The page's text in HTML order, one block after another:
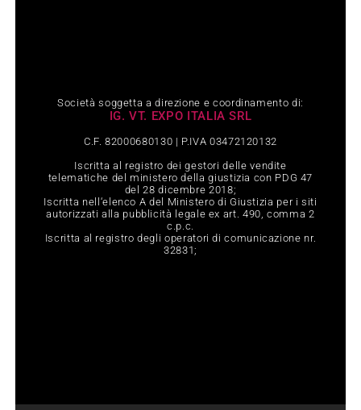
Società soggetta a direzione e coordinamento di:
IG. VT. EXPO ITALIA SRL
C.F. 82000680130 | P.IVA 03472120132
Iscritta al registro dei gestori delle vendite
telematiche del ministero della giustizia con PDG 47
del 28 dicembre 2018;
Iscritta nell‘elenco A del Ministero di Giustizia per i siti
autorizzati alla pubblicità legale ex art. 490, comma 2
c.p.c.
Iscritta al registro degli operatori di comunicazione nr.
32831;